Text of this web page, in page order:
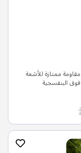
مقاومة ممتازة للأشعة
فوق البنفسجية